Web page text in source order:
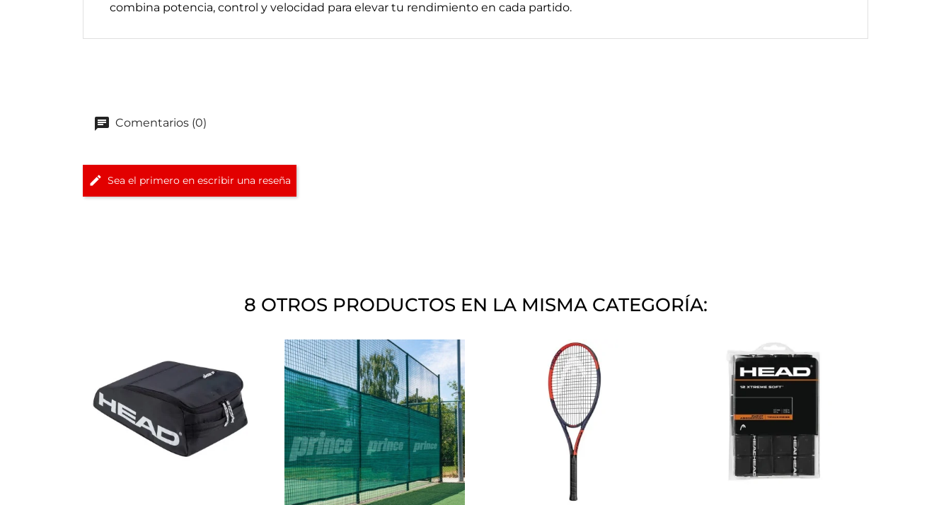
combina potencia, control y velocidad para elevar tu rendimiento en cada partido.
Comentarios (0)
Sea el primero en escribir una reseña
8 OTROS PRODUCTOS EN LA MISMA CATEGORÍA: